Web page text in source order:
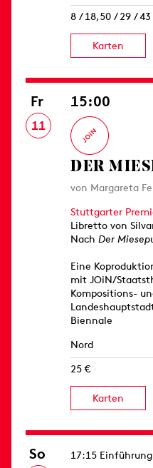
8 / 18,50 / 29 /
Karten
Fr
11
15:00
DER
von Margareta
Stuttgarter
Libretto von
NachDer
Eine
mit JOiN/
Kompositions-
Biennale
Nord
25 €
Karten
So 17:15